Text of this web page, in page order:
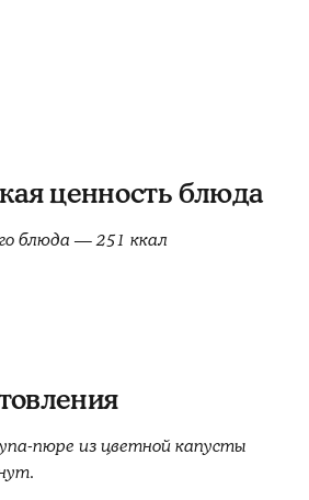
ценность блюда
блюда — 251 ккал
пюре из цветной капусты